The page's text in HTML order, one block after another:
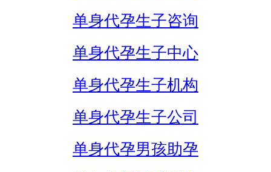
单身代孕生子咨询
单身代孕生子中心
单身代孕生子机构
单身代孕生子公司
单身代孕男孩助孕